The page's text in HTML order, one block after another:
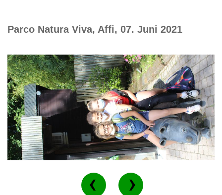
Parco Natura Viva, Affi, 07. Juni 2021